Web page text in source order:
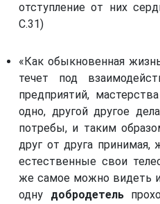
отступление от них
С.31)
«Как обыкновенная
течет под
предприятий,
одно, другой другое
потребы, и таким
друг от друга принимая,
естественные свои
же самое можно видеть
одну добродетель